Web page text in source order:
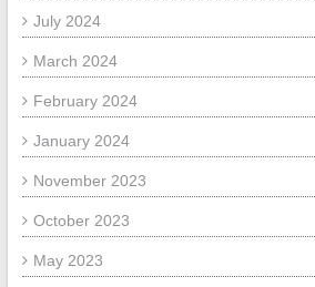
July 2024
March 2024
February 2024
January 2024
November 2023
October 2023
May 2023